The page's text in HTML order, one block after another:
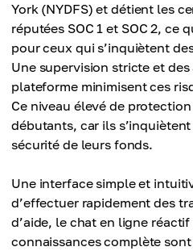
York (NYDFS) et détient les
réputées SOC 1 et SOC 2, ce
pour ceux qui s’inquiètent
Une supervision stricte et
plateforme minimisent ces
Ce niveau élevé de
débutants, car ils
sécurité de leurs fonds.
Une interface simple et
d’effectuer rapidement des
d’aide, le chat en ligne
connaissances complète